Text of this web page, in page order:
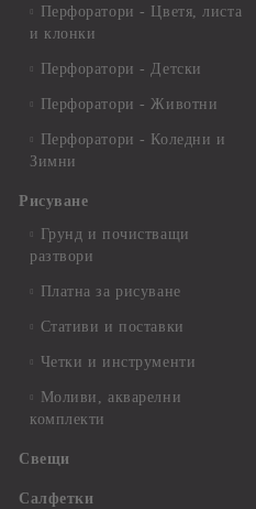
Перфоратори - Цветя, листа
и клонки
Перфоратори - Детски
Перфоратори - Животни
Перфоратори - Коледни и
Зимни
Рисуване
Грунд и почистващи
разтвори
Платна за рисуване
Стативи и поставки
Четки и инструменти
Моливи, акварелни
комплекти
Свещи
Салфетки